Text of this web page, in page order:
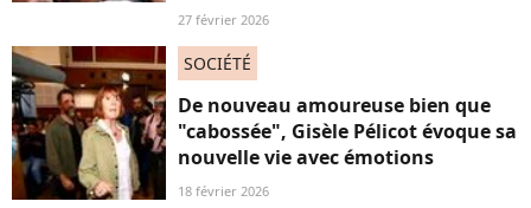
27 février 2026
SOCIÉTÉ
De nouveau amoureuse bien que
"cabossée", Gisèle Pélicot évoque sa
nouvelle vie avec émotions
18 février 2026